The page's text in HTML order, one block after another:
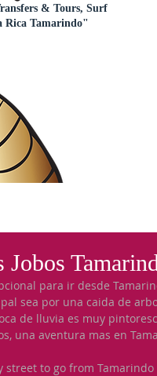
& Tours, Surf
Rica Tamarindo"
Jobos
para ir desde
sea por una caida de
de lluvia es muy
una aventura mas en
street to go from